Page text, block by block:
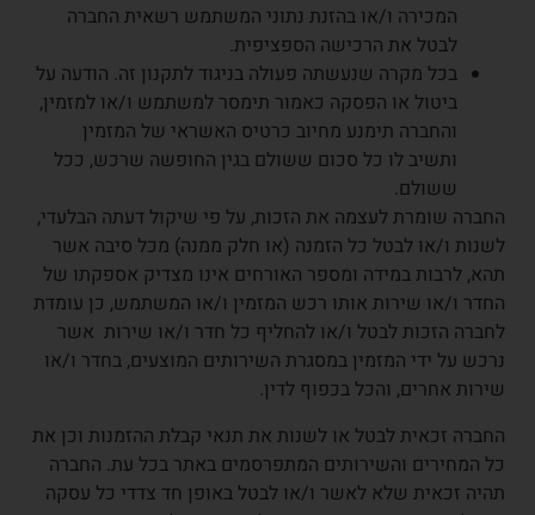
המכירה ו/או בהזנת נתוני המשתמש רשאית החברה
לבטל את הרכישה הספציפית.
בכל מקרה שנעשתה פעולה בניגוד לתקנון זה. הודעה על
ביטול או הפסקה כאמור תימסר למשתמש ו/או למזמין,
והחברה תימנע מחיוב כרטיס האשראי של המזמין
ותשיב לו כל סכום ששולם בגין החופשה שרכש, ככל
ששולם.
החברה שומרת לעצמה את הזכות, על פי שיקול דעתה הבלעדי,
לשנות ו/או לבטל כל הזמנה (או חלק ממנה) מכל סיבה אשר
תהא, לרבות במידה ומספר האורחים אינו מצדיק אספקתו של
החדר ו/או שירות אותו רכש המזמין ו/או המשתמש, כן עומדת
לחברה הזכות לבטל ו/או להחליף כל חדר ו/או שירות אשר
נרכש על ידי המזמין במסגרת השירותים המוצעים, בחדר ו/או
שירות אחרים, והכל בכפוף לדין.
החברה זכאית לבטל או לשנות את תנאי קבלת ההזמנות וכן את
כל המחירים והשירותים המתפרסמים באתר בכל עת. החברה
תהיה זכאית שלא לאשר ו/או לבטל באופן חד צדדי כל עסקה